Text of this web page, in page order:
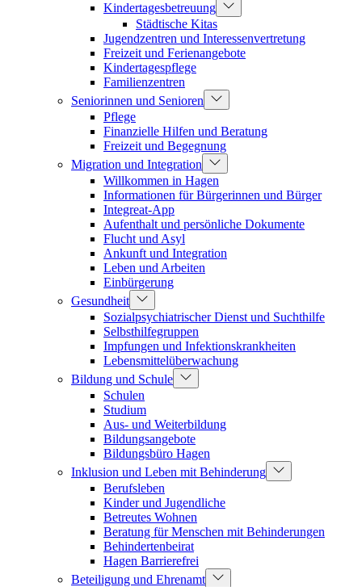
Kindertagesbetreuung
Städtische Kitas
Jugendzentren und Interessenvertretung
Freizeit und Ferienangebote
Kindertagespflege
Familienzentren
Seniorinnen und Senioren
Pflege
Finanzielle Hilfen und Beratung
Freizeit und Begegnung
Migration und Integration
Willkommen in Hagen
Informationen für Bürgerinnen und Bürger
Integreat-App
Aufenthalt und persönliche Dokumente
Flucht und Asyl
Ankunft und Integration
Leben und Arbeiten
Einbürgerung
Gesundheit
Sozialpsychiatrischer Dienst und Suchthilfe
Selbsthilfegruppen
Impfungen und Infektionskrankheiten
Lebensmittelüberwachung
Bildung und Schule
Schulen
Studium
Aus- und Weiterbildung
Bildungsangebote
Bildungsbüro Hagen
Inklusion und Leben mit Behinderung
Berufsleben
Kinder und Jugendliche
Betreutes Wohnen
Beratung für Menschen mit Behinderungen
Behindertenbeirat
Hagen Barrierefrei
Beteiligung und Ehrenamt